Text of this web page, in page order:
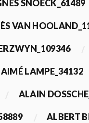
SNOECK_61489
VAN
AIMÉ LAMPE_34132
ALAIN
ALBERT